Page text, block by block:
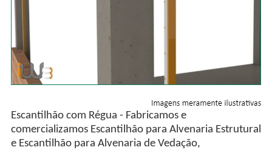
Escantilhão com Régua - Fabricamos e
comercializamos Escantilhão para Alvenaria Estrutural
e Escantilhão para Alvenaria de Vedação,